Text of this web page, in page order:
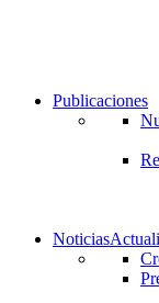
Publicaciones
Noticias